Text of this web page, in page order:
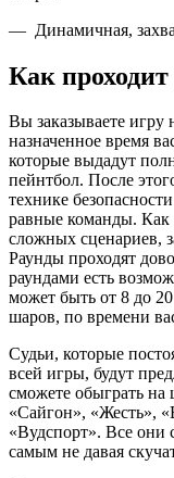
— Динамичная,
Как
Вы заказываете
назначенное время
которые выдадут
пейнтбол. После
технике
равные команды. Как
сложных сценариев,
Раунды проходят
раундами есть
может быть от 8 до
шаров, по времени
Судьи, которые
всей игры, будут
сможете обыграть
«Сайгон», «Жесть»,
«Вудспорт». Все они
самым не давая